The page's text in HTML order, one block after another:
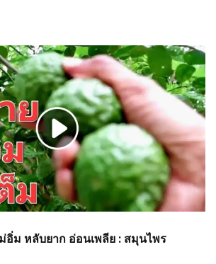
ม หลับยาก อ่อนเพลีย : สมุนไพร